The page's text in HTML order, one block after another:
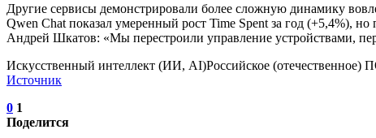
Другие сервисы демонстрировали более сложную динамику
Qwen Chat показал умеренный рост Time Spent за год (+5,4%),
Андрей Шкатов: «Мы перестроили управление устройствами,
Искусственный интеллект (ИИ, AI)Российское (отечественное)
Источник
0 1
Поделится